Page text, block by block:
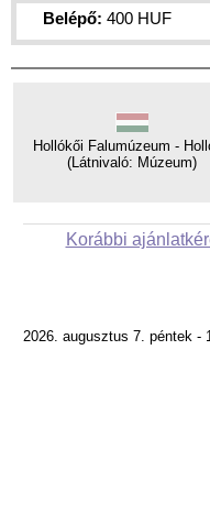
Belépő: 400 HUF
Hollókői Falumúzeum -
(Látnivaló: Múzeum)
Korábbi
2026. augusztus 7. péntek -